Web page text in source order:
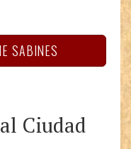
SABINES
Ciudad